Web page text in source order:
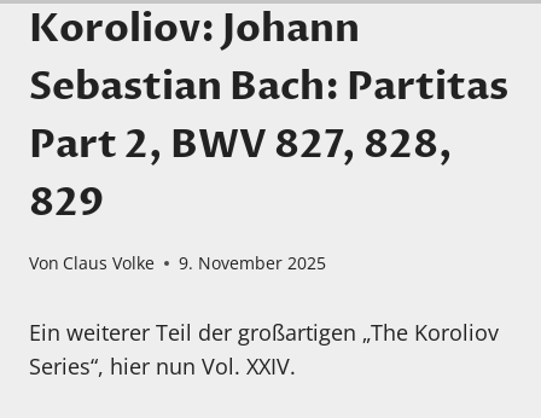
Koroliov: Johann
Sebastian Bach: Partitas
Part 2, BWV 827, 828,
829
Von Claus Volke 9. November 2025
Ein weiterer Teil der großartigen „The Koroliov
Series“, hier nun Vol. XXIV.